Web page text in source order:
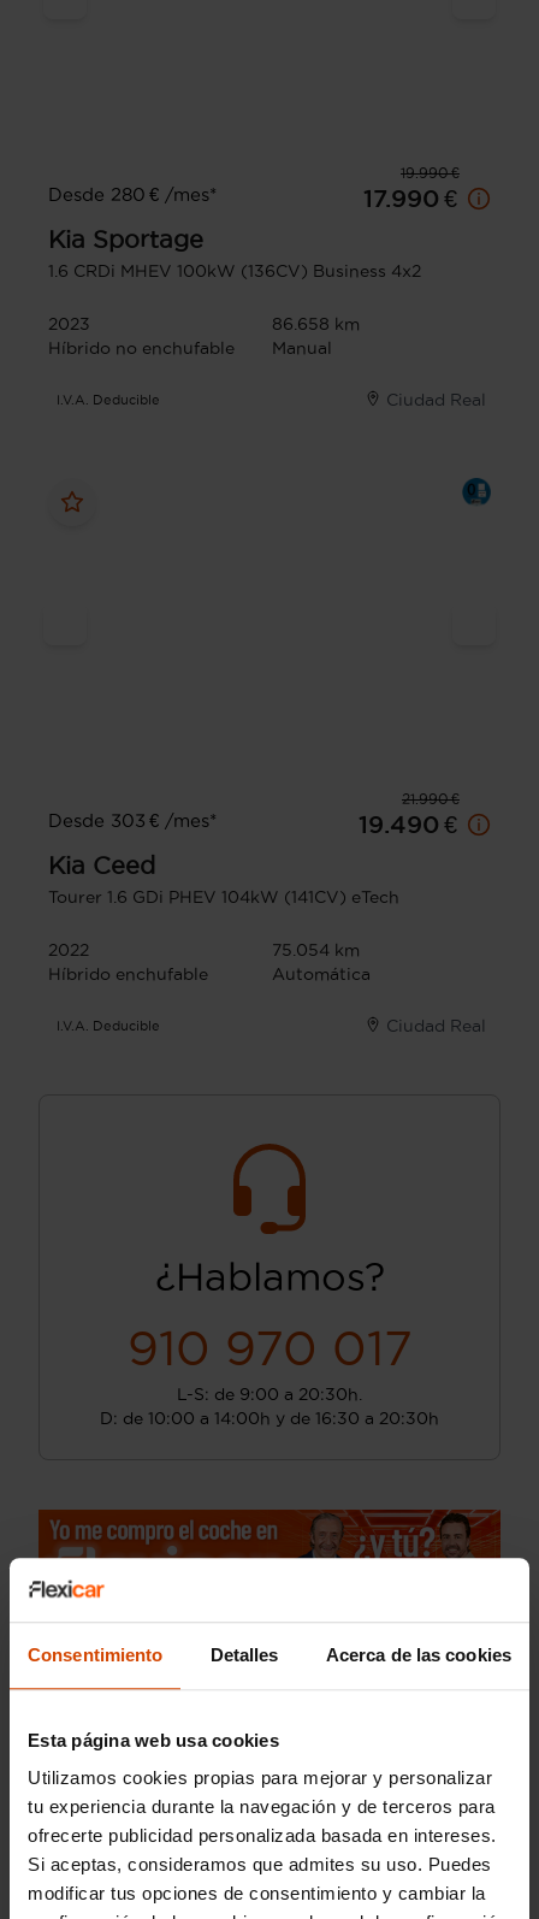
Consentimiento Detalles Acerca de las cookies
Esta página web usa cookies
Utilizamos cookies propias para mejorar y personalizar
tu experiencia durante la navegación y de terceros para
ofrecerte publicidad personalizada basada en intereses.
Si aceptas, consideramos que admites su uso. Puedes
modificar tus opciones de consentimiento y cambiar la
19.990 €
Desde 280 € /mes*
17.990 €
Kia Sportage
1.6 CRDi MHEV 100kW (136CV) Business 4x2
2023
86.658 km
Híbrido no enchufable
Manual
I.V.A. Deducible Ciudad Real
21.990 €
Desde 303 € /mes*
19.490 €
Kia Ceed
Tourer 1.6 GDi PHEV 104kW (141CV) eTech
2022
75.054 km
Híbrido enchufable
Automática
I.V.A. Deducible Ciudad Real
¿Hablamos?
910 970 017
L-S: de 9:00 a 20:30h.
D: de 10:00 a 14:00h y de 16:30 a 20:30h